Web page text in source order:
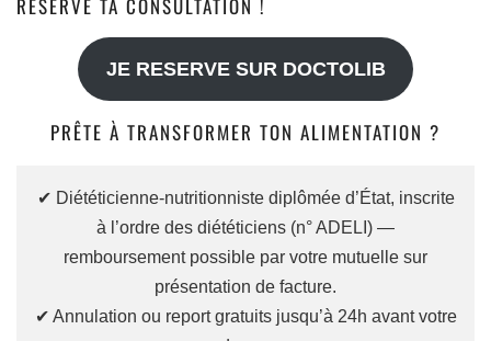
RESERVE TA CONSULTATION !
JE RESERVE SUR DOCTOLIB
PRÊTE À TRANSFORMER TON ALIMENTATION ?
✔ Diététicienne-nutritionniste diplômée d’État, inscrite
à l’ordre des diététiciens (n° ADELI) —
remboursement possible par votre mutuelle sur
présentation de facture.
✔ Annulation ou report gratuits jusqu’à 24h avant votre